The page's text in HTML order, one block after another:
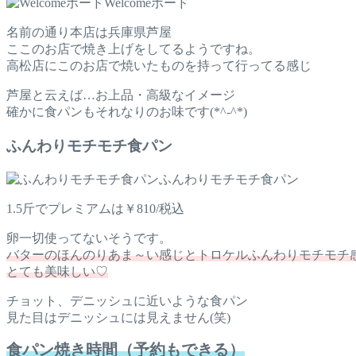
Welcomeボード
名前の通り本店は兵庫県芦屋
ここのお店で焼き上げをしてるようですね。
高松店にこのお店で焼いたものを持って行ってる感じ
芦屋と云えば…お上品・高級なイメージ
確かに食パンもそれなりのお味です(*^-^*)
ふんわりモチモチ食パン
ふんわりモチモチ食パン
1.5斤でプレミアムは￥810/税込
卵一切使ってないそうです。
バターのほんのりあま～い感じとトロケルふんわりモチモチ
とても美味しい♡
チョット、デニッシュに近いような食パン
見た目はデニッシュには見えません(笑)
食パン焼き時間（予約もできる）